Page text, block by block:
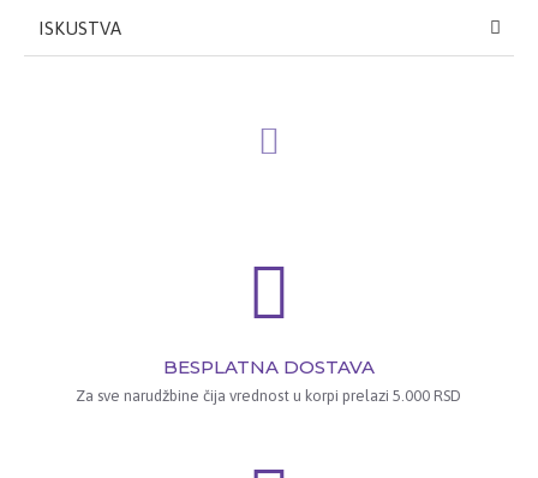
ISKUSTVA
BESPLATNA DOSTAVA
Za sve narudžbine čija vrednost u korpi prelazi 5.000 RSD